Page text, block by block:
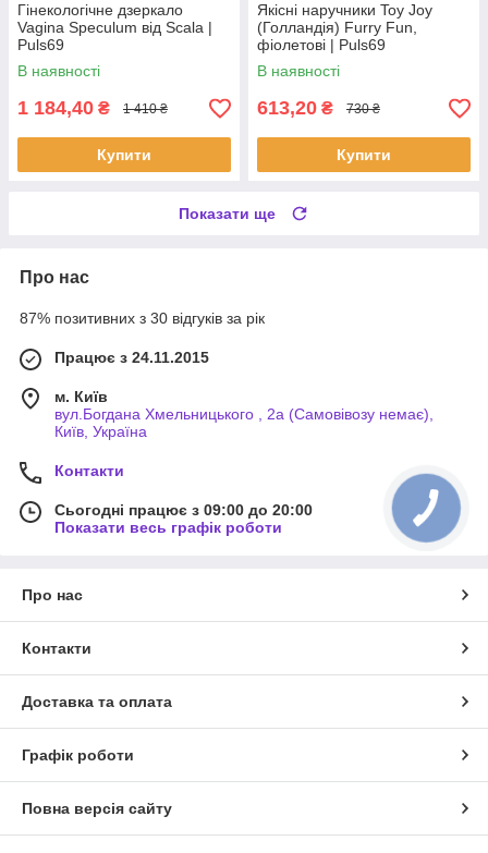
Гінекологічне дзеркало
Vagina Speculum від Scala |
Puls69
В наявності
1 184,40 ₴ 1 410 ₴
Купити
Якісні наручники Toy Joy
(Голландія) Furry Fun,
фіолетові | Puls69
В наявності
613,20 ₴ 730 ₴
Купити
Показати ще
Про нас
87% позитивних з 30 відгуків за рік
Працює з 24.11.2015
м. Київ
вул.Богдана Хмельницького , 2а (Самовівозу немає),
Київ, Україна
Контакти
Сьогодні працює з 09:00 до 20:00
Показати весь графік роботи
Про нас
Контакти
Доставка та оплата
Графік роботи
Повна версія сайту